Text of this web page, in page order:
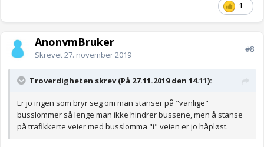
1
AnonymBruker
Skrevet27. november 2019
#8
Troverdigheten skrev (På 27.11.2019 den 14.11):
Er jo ingen som bryr seg om man stanser på "vanlige"
busslommer så lenge man ikke hindrer bussene, men å stanse
på trafikkerte veier med busslomma "i" veien er jo håpløst.